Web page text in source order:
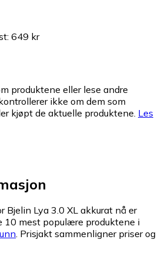
: 649 kr
produktene eller lese andre
ikke om dem som
kjøpt de aktuelle produktene. Les
Bjelin Lya 3.0 XL akkurat nå er
10 mest populære produktene i
. Prisjakt sammenligner priser og